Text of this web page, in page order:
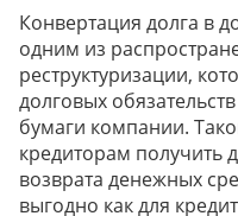
Конвертация долга в
одним из
реструктуризации,
долговых
бумаги компании.
кредиторам получить
возврата денежных
выгодно как для